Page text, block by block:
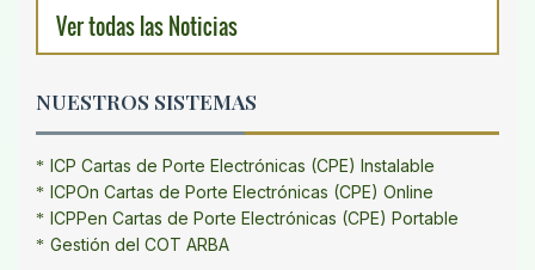
Ver todas las Noticias
NUESTROS SISTEMAS
ICP Cartas de Porte Electrónicas (CPE) Instalable
ICPOn Cartas de Porte Electrónicas (CPE) Online
ICPPen Cartas de Porte Electrónicas (CPE) Portable
Gestión del COT ARBA